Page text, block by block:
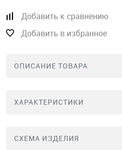
Добавить к сравнению
Добавить в избранное
ОПИСАНИЕ ТОВАРА
ХАРАКТЕРИСТИКИ
СХЕМА ИЗДЕЛИЯ